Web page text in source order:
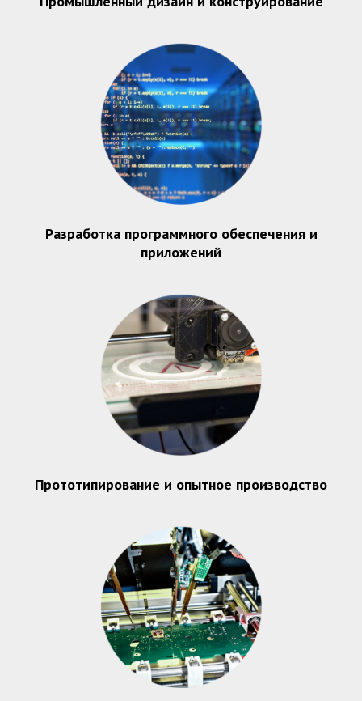
Разработка программного обеспечения и
приложений
Прототипирование и опытное производство